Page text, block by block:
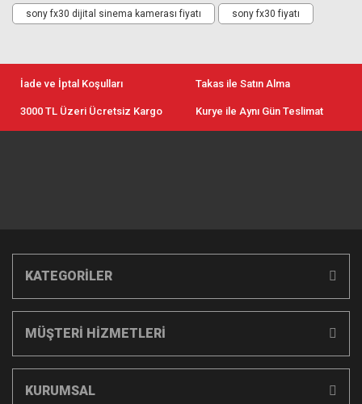
sony fx30 dijital sinema kamerası fiyatı
sony fx30 fiyatı
İade ve İptal Koşulları Takas ile Satın Alma
3000 TL Üzeri Ücretsiz Kargo Kurye ile Aynı Gün Teslimat
KATEGORİLER
MÜŞTERİ HİZMETLERİ
KURUMSAL